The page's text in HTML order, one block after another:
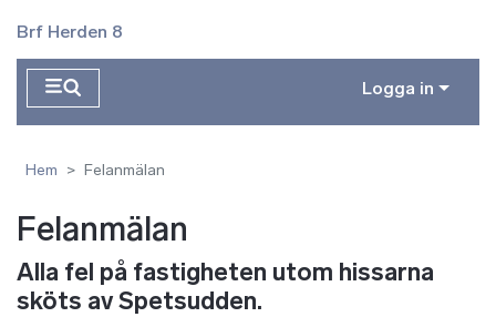
Brf Herden 8
Logga in
Hem Felanmälan
Felanmälan
Alla fel på fastigheten utom hissarna
sköts av Spetsudden.